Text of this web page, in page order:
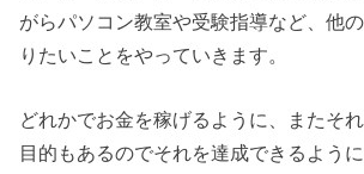
がらパソコン教室や受験指導など、他
りたいことをやっていきます。
どれかでお金を稼げるように、またそ
目的もあるのでそれを達成できるよう